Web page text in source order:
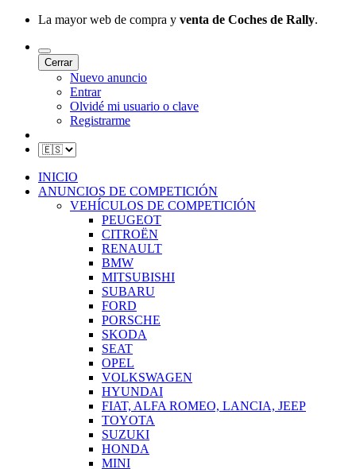
La mayor web de compra y venta de Coches de Rally.
Cerrar
Nuevo anuncio
Entrar
Olvidé mi usuario o clave
Registrarme
INICIO
ANUNCIOS DE COMPETICIÓN
VEHÍCULOS DE COMPETICIÓN
PEUGEOT
CITROËN
RENAULT
BMW
MITSUBISHI
SUBARU
FORD
PORSCHE
SKODA
SEAT
OPEL
VOLKSWAGEN
HYUNDAI
FIAT, ALFA ROMEO, LANCIA, JEEP
TOYOTA
SUZUKI
HONDA
MINI